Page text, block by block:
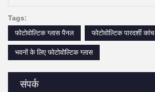
संपर्क
Tags:
फोटोवोल्टिक ग्लास पैनल
फोटोवोल्टिक पारदर्शी कांच
भवनों के लिए फोटोवोल्टिक ग्लास